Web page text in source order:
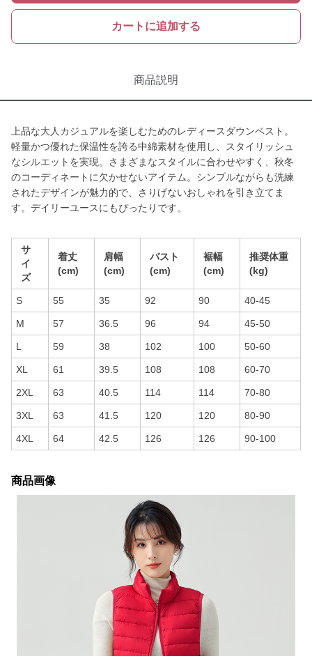
カートに追加する
商品説明
上品な大人カジュアルを楽しむためのレディースダウンベスト。
軽量かつ優れた保温性を誇る中綿素材を使用し、スタイリッシュ
なシルエットを実現。さまざまなスタイルに合わせやすく、秋冬
のコーディネートに欠かせないアイテム。シンプルながらも洗練
されたデザインが魅力的で、さりげないおしゃれを引き立てま
す。デイリーユースにもぴったりです。
サ
イ
ズ
着丈
(cm)
肩幅
(cm)
バスト
(cm)
裾幅
(cm)
推奨体重
(kg)
S 55 35 92 90 40-45
M 57 36.5 96 94 45-50
L 59 38 102 100 50-60
XL 61 39.5 108 108 60-70
2XL 63 40.5 114 114 70-80
3XL 63 41.5 120 120 80-90
4XL 64 42.5 126 126 90-100
商品画像